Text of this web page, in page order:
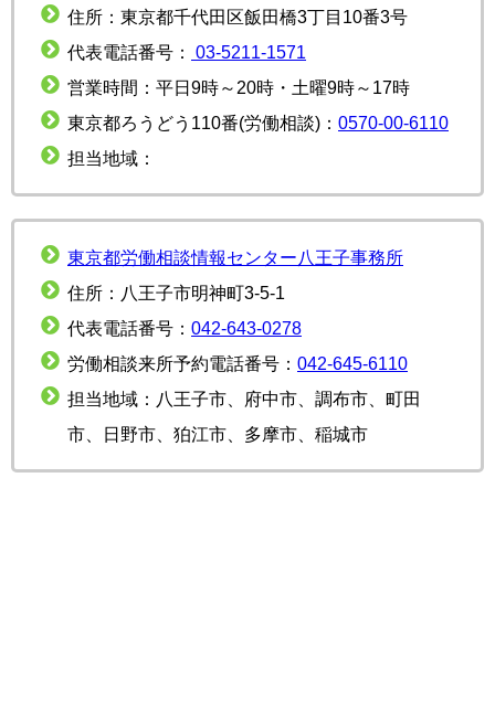
住所：東京都千代田区飯田橋3丁目10番3号
代表電話番号：
03-5211-1571
営業時間：平日9時～20時・土曜9時～17時
東京都ろうどう110番(労働相談)： 0570-00-6110
担当地域：
東京都労働相談情報センター八王子事務所
住所：八王子市明神町3-5-1
代表電話番号： 042-643-0278
労働相談来所予約電話番号： 042-645-6110
担当地域：八王子市、府中市、調布市、町田
市、日野市、狛江市、多摩市、稲城市